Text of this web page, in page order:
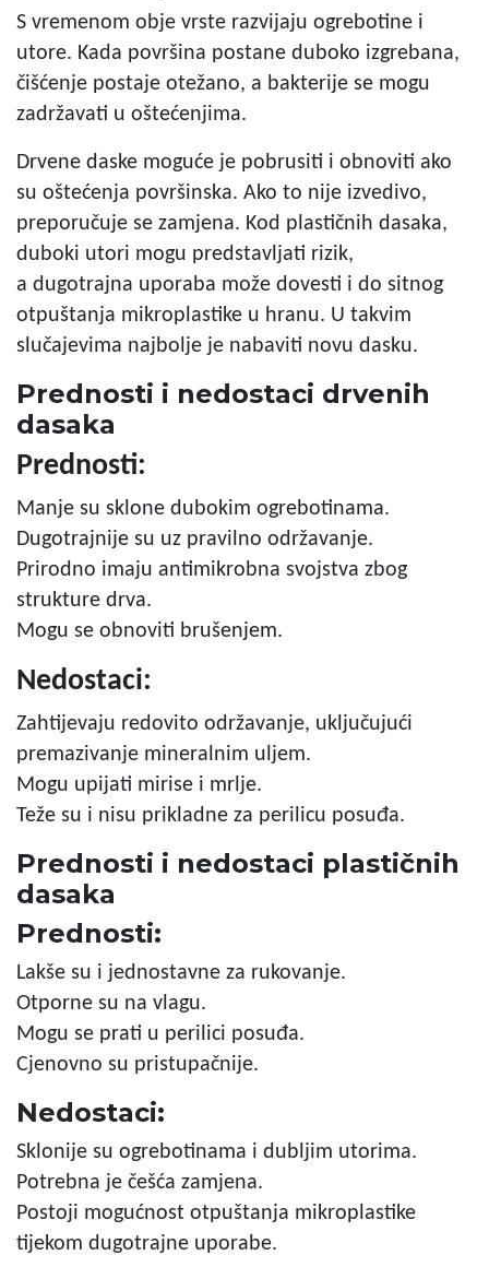
S vremenom obje vrste razvijaju ogrebotine i
utore. Kada površina postane duboko izgrebana,
čišćenje postaje otežano, a bakterije se mogu
zadržavati u oštećenjima.
Drvene daske moguće je pobrusiti i obnoviti ako
su oštećenja površinska. Ako to nije izvedivo,
preporučuje se zamjena. Kod plastičnih dasaka,
duboki utori mogu predstavljati rizik,
a dugotrajna uporaba može dovesti i do sitnog
otpuštanja mikroplastike u hranu. U takvim
slučajevima najbolje je nabaviti novu dasku.
Prednosti i nedostaci drvenih
dasaka
Prednosti:
Manje su sklone dubokim ogrebotinama.
Dugotrajnije su uz pravilno održavanje.
Prirodno imaju antimikrobna svojstva zbog
strukture drva.
Mogu se obnoviti brušenjem.
Nedostaci:
Zahtijevaju redovito održavanje, uključujući
premazivanje mineralnim uljem.
Mogu upijati mirise i mrlje.
Teže su i nisu prikladne za perilicu posuđa.
Prednosti i nedostaci plastičnih
dasaka
Prednosti:
Lakše su i jednostavne za rukovanje.
Otporne su na vlagu.
Mogu se prati u perilici posuđa.
Cjenovno su pristupačnije.
Nedostaci:
Sklonije su ogrebotinama i dubljim utorima.
Potrebna je češća zamjena.
Postoji mogućnost otpuštanja mikroplastike
tijekom dugotrajne uporabe.